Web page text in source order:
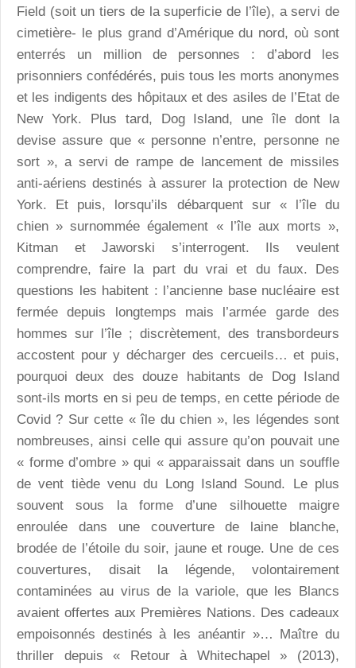
Field (soit un tiers de la superficie de l’île), a servi de
cimetière- le plus grand d’Amérique du nord, où sont
enterrés un million de personnes : d’abord les
prisonniers confédérés, puis tous les morts anonymes
et les indigents des hôpitaux et des asiles de l’Etat de
New York. Plus tard, Dog Island, une île dont la
devise assure que « personne n’entre, personne ne
sort », a servi de rampe de lancement de missiles
anti-aériens destinés à assurer la protection de New
York. Et puis, lorsqu’ils débarquent sur « l’île du
chien » surnommée également « l’île aux morts »,
Kitman et Jaworski s’interrogent. Ils veulent
comprendre, faire la part du vrai et du faux. Des
questions les habitent : l’ancienne base nucléaire est
fermée depuis longtemps mais l’armée garde des
hommes sur l’île ; discrètement, des transbordeurs
accostent pour y décharger des cercueils… et puis,
pourquoi deux des douze habitants de Dog Island
sont-ils morts en si peu de temps, en cette période de
Covid ? Sur cette « île du chien », les légendes sont
nombreuses, ainsi celle qui assure qu’on pouvait une
« forme d’ombre » qui « apparaissait dans un souffle
de vent tiède venu du Long Island Sound. Le plus
souvent sous la forme d’une silhouette maigre
enroulée dans une couverture de laine blanche,
brodée de l’étoile du soir, jaune et rouge. Une de ces
couvertures, disait la légende, volontairement
contaminées au virus de la variole, que les Blancs
avaient offertes aux Premières Nations. Des cadeaux
empoisonnés destinés à les anéantir »… Maître du
thriller depuis « Retour à Whitechapel » (2013),